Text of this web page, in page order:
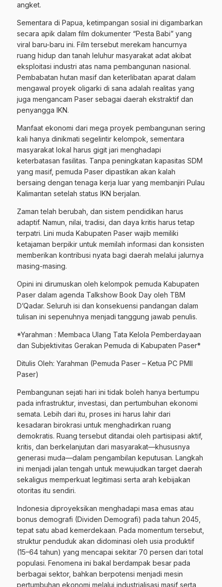
angket.
Sementara di Papua, ketimpangan sosial ini digambarkan
secara apik dalam film dokumenter “Pesta Babi” yang
viral baru-baru ini. Film tersebut merekam hancurnya
ruang hidup dan tanah leluhur masyarakat adat akibat
eksploitasi industri atas nama pembangunan nasional.
Pembabatan hutan masif dan keterlibatan aparat dalam
mengawal proyek oligarki di sana adalah realitas yang
juga mengancam Paser sebagai daerah ekstraktif dan
penyangga IKN.
Manfaat ekonomi dari mega proyek pembangunan sering
kali hanya dinikmati segelintir kelompok, sementara
masyarakat lokal harus gigit jari menghadapi
keterbatasan fasilitas. Tanpa peningkatan kapasitas SDM
yang masif, pemuda Paser dipastikan akan kalah
bersaing dengan tenaga kerja luar yang membanjiri Pulau
Kalimantan setelah status IKN berjalan.
Zaman telah berubah, dan sistem pendidikan harus
adaptif. Namun, nilai, tradisi, dan daya kritis harus tetap
terpatri. Lini muda Kabupaten Paser wajib memiliki
ketajaman berpikir untuk memilah informasi dan konsisten
memberikan kontribusi nyata bagi daerah melalui jalurnya
masing-masing.
Opini ini dirumuskan oleh kelompok pemuda Kabupaten
Paser dalam agenda Talkshow Book Day oleh TBM
D’Qadar. Seluruh isi dan konsekuensi pandangan dalam
tulisan ini sepenuhnya menjadi tanggung jawab penulis.
*Yarahman : Membaca Ulang Tata Kelola Pemberdayaan
dan Subjektivitas Gerakan Pemuda di Kabupaten Paser*
Ditulis Oleh: Yarahman (Pemuda Paser – Ketua PC PMII
Paser)
Pembangunan sejati hari ini tidak boleh hanya bertumpu
pada infrastruktur, investasi, dan pertumbuhan ekonomi
semata. Lebih dari itu, proses ini harus lahir dari
kesadaran birokrasi untuk menghadirkan ruang
demokratis. Ruang tersebut ditandai oleh partisipasi aktif,
kritis, dan berkelanjutan dari masyarakat—khususnya
generasi muda—dalam pengambilan keputusan. Langkah
ini menjadi jalan tengah untuk mewujudkan target daerah
sekaligus memperkuat legitimasi serta arah kebijakan
otoritas itu sendiri.
Indonesia diproyeksikan menghadapi masa emas atau
bonus demografi (Dividen Demografi) pada tahun 2045,
tepat satu abad kemerdekaan. Pada momentum tersebut,
struktur penduduk akan didominasi oleh usia produktif
(15–64 tahun) yang mencapai sekitar 70 persen dari total
populasi. Fenomena ini bakal berdampak besar pada
berbagai sektor, bahkan berpotensi menjadi mesin
pertumbuhan ekonomi melalui industrialisasi masif serta